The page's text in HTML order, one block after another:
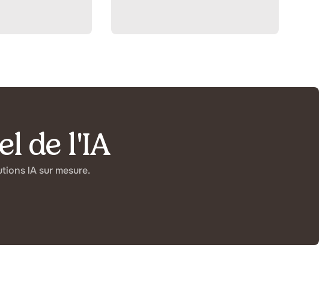
de l'IA
lA sur mesure.